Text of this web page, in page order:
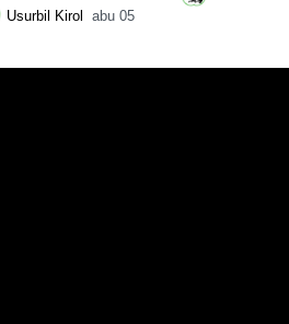
Usurbil Kirol abu 05